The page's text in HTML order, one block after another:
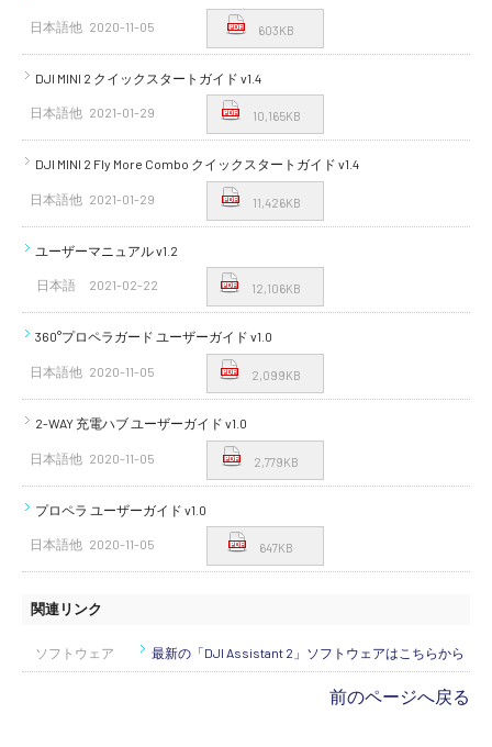
日本語他 2020-11-05 603KB
DJI MINI 2 クイックスタートガイド v1.4
日本語他 2021-01-29 10,165KB
DJI MINI 2 Fly More Combo クイックスタートガイド v1.4
日本語他 2021-01-29 11,426KB
ユーザーマニュアル v1.2
日本語 2021-02-22 12,106KB
360°プロペラガード ユーザーガイド v1.0
日本語他 2020-11-05 2,099KB
2-WAY 充電ハブ ユーザーガイド v1.0
日本語他 2020-11-05 2,779KB
プロペラ ユーザーガイド v1.0
日本語他 2020-11-05 647KB
関連リンク
ソフトウェア 最新の「DJI Assistant 2」ソフトウェアはこちらから
前のページへ戻る